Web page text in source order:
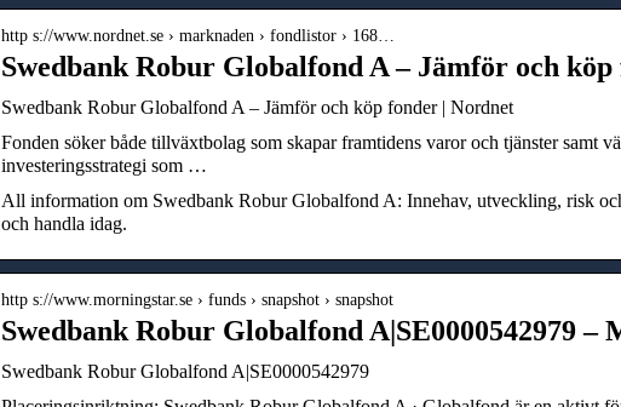
http s://www.nordnet.se › marknaden › fondlistor › 168…
Swedbank Robur Globalfond A – Jämför och
Swedbank Robur Globalfond A – Jämför och köp fonder | Nordnet
Fonden söker både tillväxtbolag som skapar framtidens varor och tjänster samt
investeringsstrategi som …
All information om Swedbank Robur Globalfond A: Innehav, utveckling, risk
och handla idag.
http s://www.morningstar.se › funds › snapshot › snapshot
Swedbank Robur Globalfond A|SE0000542979 –
Swedbank Robur Globalfond A|SE0000542979